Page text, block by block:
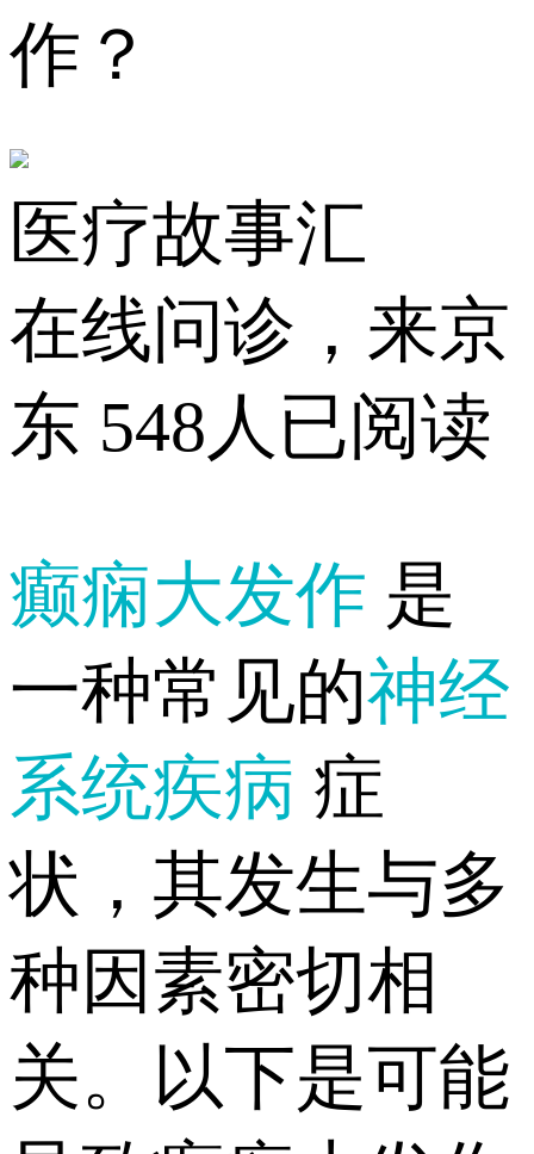
作？
医疗故事汇
在线问诊，来京
东 548人已阅读
癫痫大发作 是
一种常见的神经
系统疾病 症
状，其发生与多
种因素密切相
关。以下是可能